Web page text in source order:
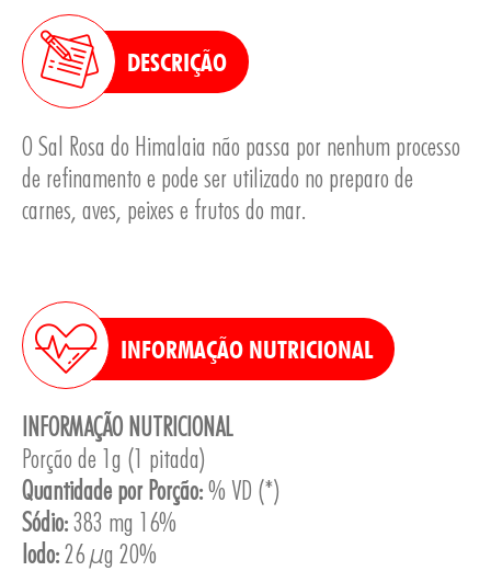
DESCRIÇÃO
O Sal Rosa do Himalaia não passa por nenhum processo
de refinamento e pode ser utilizado no preparo de
carnes, aves, peixes e frutos do mar.
INFORMAÇÃO NUTRICIONAL
INFORMAÇÃO NUTRICIONAL
Porção de 1g (1 pitada)
Quantidade por Porção:% VD (*)
Sódio:383 mg 16%
Iodo:26 µg 20%